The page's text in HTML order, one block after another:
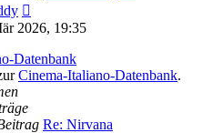
Beitrag
2026, 19:35
Datenbank
Cinema-Italiano-Datenbank.
Re: Nirvana